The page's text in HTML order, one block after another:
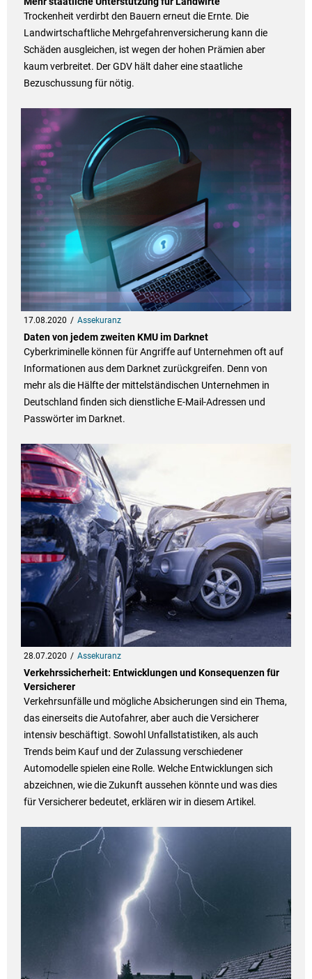
Trockenheit verdirbt den Bauern erneut die Ernte. Die
Landwirtschaftliche Mehrgefahrenversicherung kann die
Schäden ausgleichen, ist wegen der hohen Prämien aber
kaum verbreitet. Der GDV hält daher eine staatliche
Bezuschussung für nötig.
17.08.2020 Assekuranz
Daten von jedem zweiten KMU im Darknet
Cyberkriminelle können für Angriffe auf Unternehmen oft auf
Informationen aus dem Darknet zurückgreifen. Denn von
mehr als die Hälfte der mittelständischen Unternehmen in
Deutschland finden sich dienstliche E-Mail-Adressen und
Passwörter im Darknet.
28.07.2020 Assekuranz
Verkehrssicherheit: Entwicklungen und Konsequenzen für
Versicherer
Verkehrsunfälle und mögliche Absicherungen sind ein Thema,
das einerseits die Autofahrer, aber auch die Versicherer
intensiv beschäftigt. Sowohl Unfallstatistiken, als auch
Trends beim Kauf und der Zulassung verschiedener
Automodelle spielen eine Rolle. Welche Entwicklungen sich
abzeichnen, wie die Zukunft aussehen könnte und was dies
für Versicherer bedeutet, erklären wir in diesem Artikel.